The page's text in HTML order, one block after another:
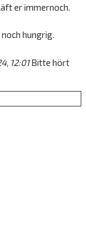
er immernoch.
hungrig.
12:01Bitte hört